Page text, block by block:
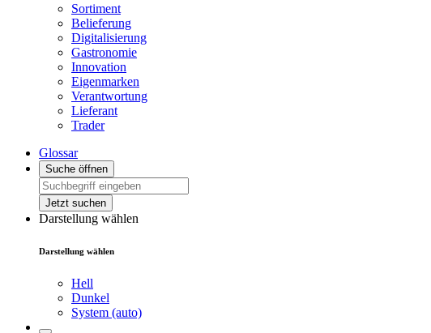
Sortiment
Belieferung
Digitalisierung
Gastronomie
Innovation
Eigenmarken
Verantwortung
Lieferant
Trader
Glossar
Suche öffnen
Jetzt suchen
Darstellung wählen
Darstellung wählen
Hell
Dunkel
System (auto)